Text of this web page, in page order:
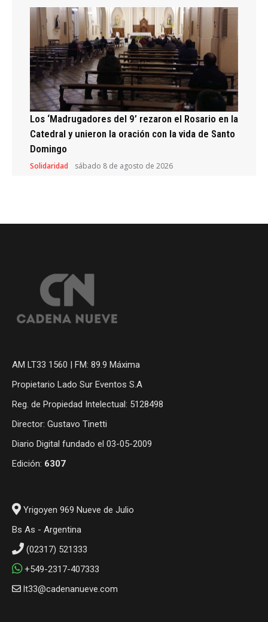
Los ‘Madrugadores del 9’ rezaron el Rosario en la
Catedral y unieron la oración con la vida de Santo
Domingo
Solidaridad sábado 8 de agosto de 2026
AM LT33 1560 | FM: 89.9 Máxima
Propietario Lado Sur Eventos S.A
Reg. de Propiedad Intelectual: 5128498
Director: Gustavo Tinetti
Diario Digital fundado el 03-05-2009
Edición: 6307
Yrigoyen 969 Nueve de Julio
Bs As - Argentina
(02317) 521333
+549-2317-407333
lt33@cadenanueve.com